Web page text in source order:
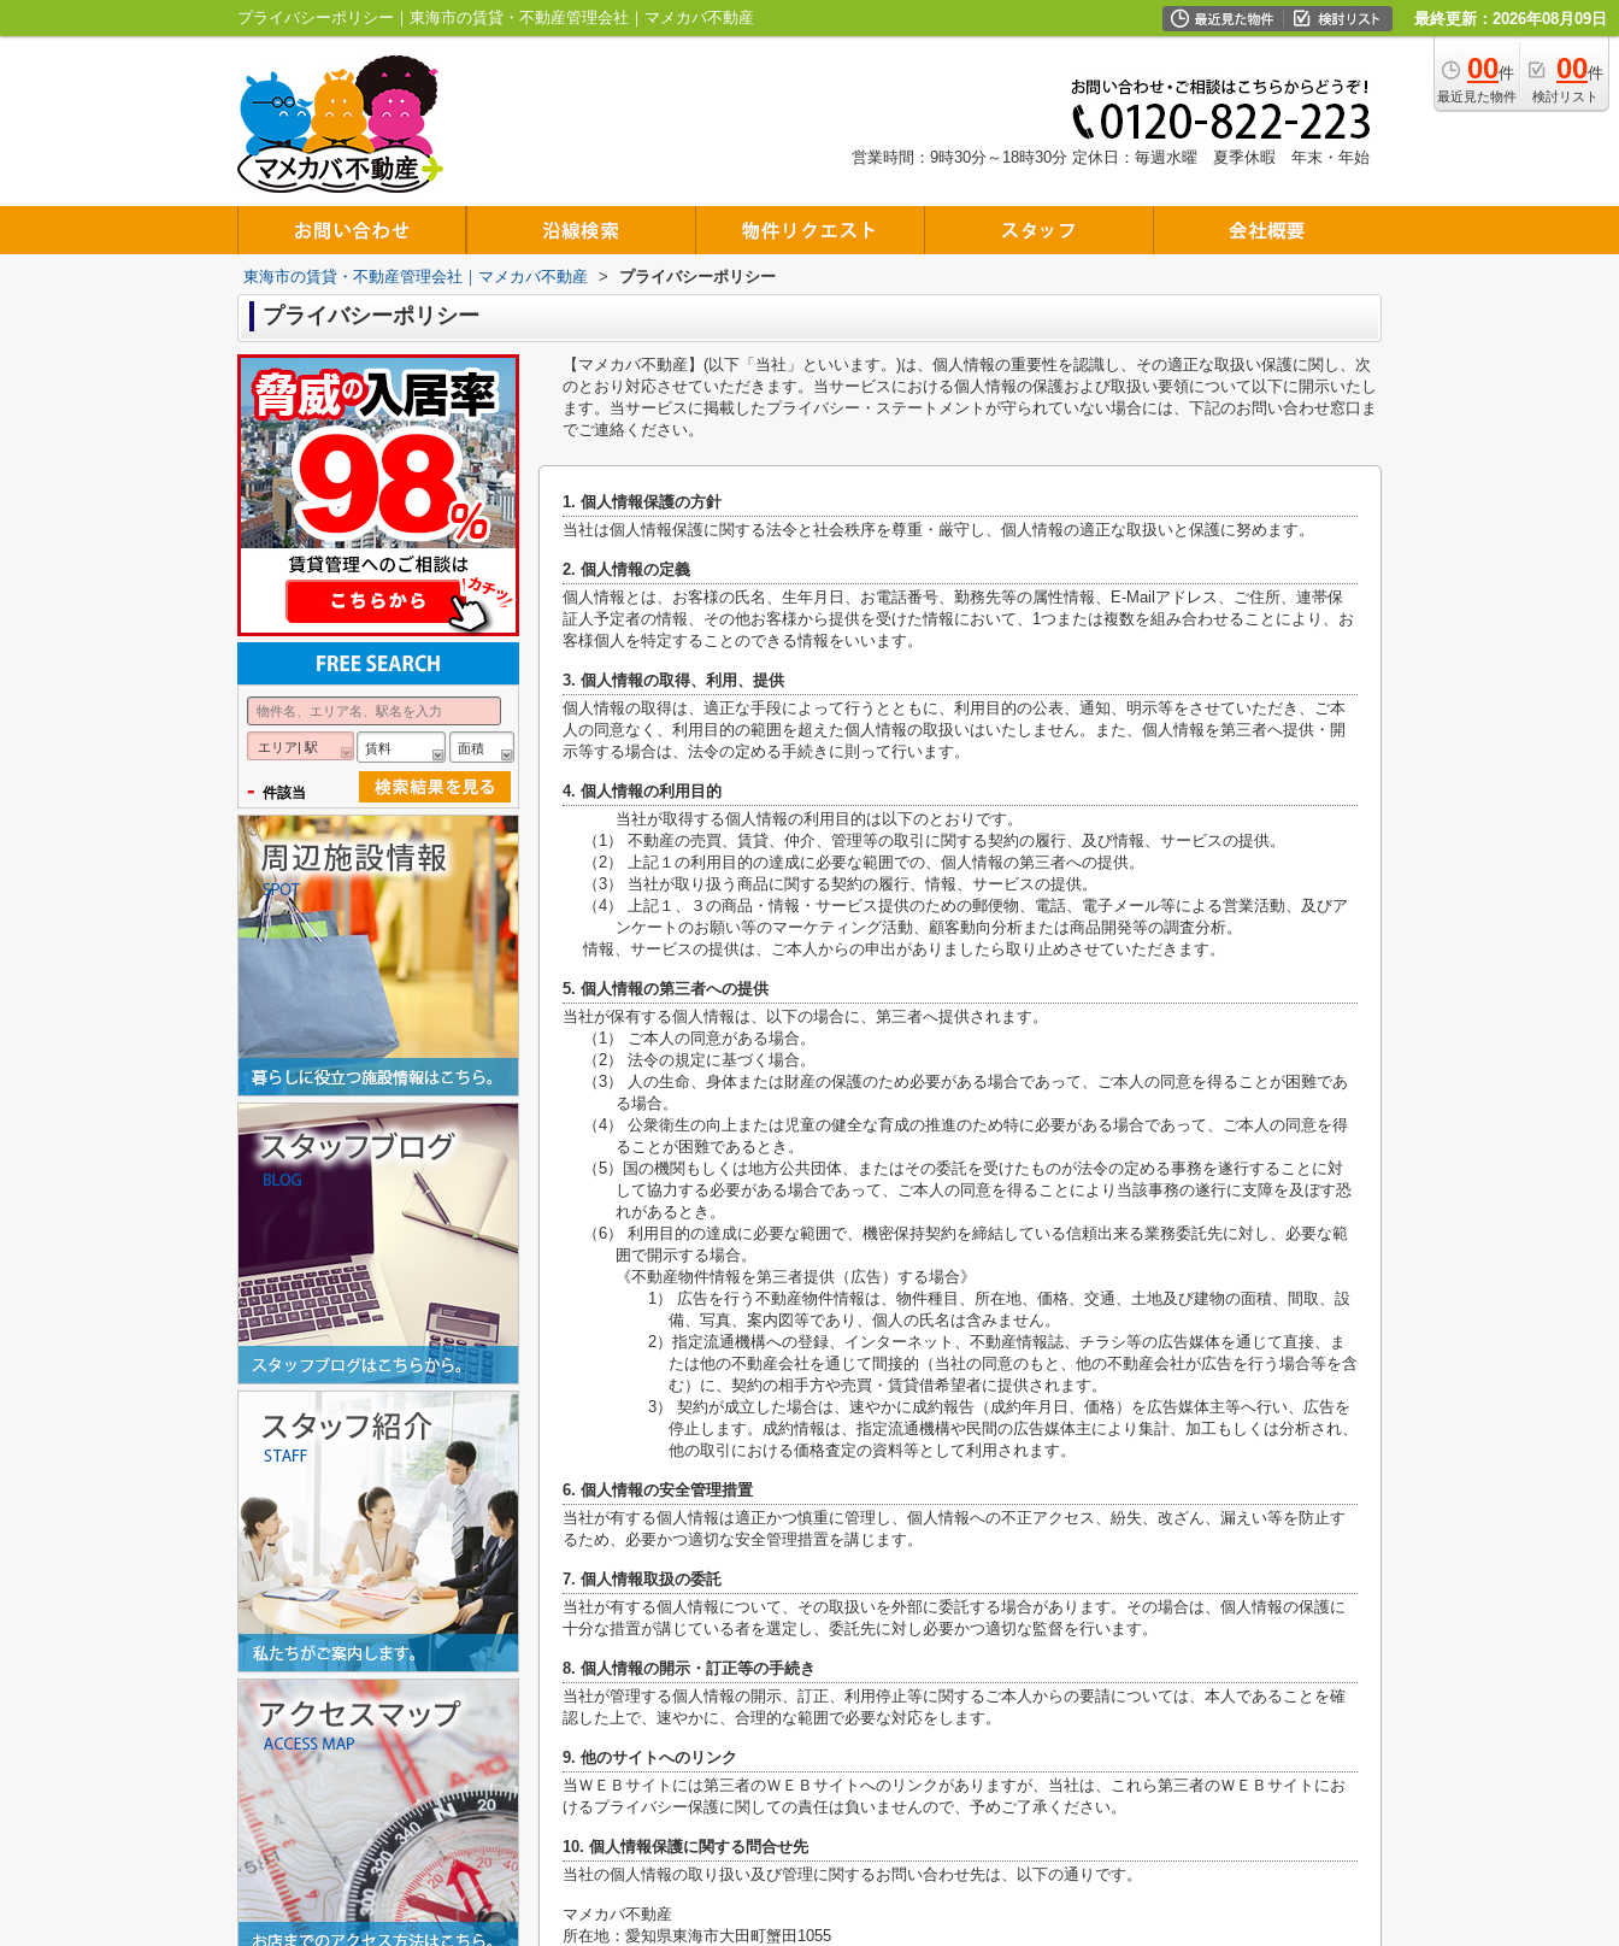
プライバシーポリシー｜東海市の賃貸・不動産管理会社｜マメカバ不動産 最終更新：2026年08月09日
00件
最近見た物件
00件
検討リスト
営業時間：9時30分～18時30分 定休日：毎週水曜 夏季休暇 年末・年始
東海市の賃貸・不動産管理会社｜マメカバ不動産 > プライバシーポリシー
プライバシーポリシー
【マメカバ不動産】(以下「当社」といいます。)は、個人情報の重要性を認識し、その適正な取扱い保護に関し、次
のとおり対応させていただきます。当サービスにおける個人情報の保護および取扱い要領について以下に開示いたし
ます。当サービスに掲載したプライバシー・ステートメントが守られていない場合には、下記のお問い合わせ窓口ま
でご連絡ください。
1. 個人情報保護の方針
当社は個人情報保護に関する法令と社会秩序を尊重・厳守し、個人情報の適正な取扱いと保護に努めます。
2. 個人情報の定義
個人情報とは、お客様の氏名、生年月日、お電話番号、勤務先等の属性情報、E-Mailアドレス、ご住所、連帯保
証人予定者の情報、その他お客様から提供を受けた情報において、1つまたは複数を組み合わせることにより、お
客様個人を特定することのできる情報をいいます。
3. 個人情報の取得、利用、提供
個人情報の取得は、適正な手段によって行うとともに、利用目的の公表、通知、明示等をさせていただき、ご本
人の同意なく、利用目的の範囲を超えた個人情報の取扱いはいたしません。また、個人情報を第三者へ提供・開
示等する場合は、法令の定める手続きに則って行います。
4. 個人情報の利用目的
当社が取得する個人情報の利用目的は以下のとおりです。
（1） 不動産の売買、賃貸、仲介、管理等の取引に関する契約の履行、及び情報、サービスの提供。
（2） 上記１の利用目的の達成に必要な範囲での、個人情報の第三者への提供。
（3） 当社が取り扱う商品に関する契約の履行、情報、サービスの提供。
（4） 上記１、３の商品・情報・サービス提供のための郵便物、電話、電子メール等による営業活動、及びア
ンケートのお願い等のマーケティング活動、顧客動向分析または商品開発等の調査分析。
情報、サービスの提供は、ご本人からの申出がありましたら取り止めさせていただきます。
5. 個人情報の第三者への提供
当社が保有する個人情報は、以下の場合に、第三者へ提供されます。
（1） ご本人の同意がある場合。
（2） 法令の規定に基づく場合。
（3） 人の生命、身体または財産の保護のため必要がある場合であって、ご本人の同意を得ることが困難であ
る場合。
（4） 公衆衛生の向上または児童の健全な育成の推進のため特に必要がある場合であって、ご本人の同意を得
ることが困難であるとき。
（5）国の機関もしくは地方公共団体、またはその委託を受けたものが法令の定める事務を遂行することに対
して協力する必要がある場合であって、ご本人の同意を得ることにより当該事務の遂行に支障を及ぼす恐
れがあるとき。
（6） 利用目的の達成に必要な範囲で、機密保持契約を締結している信頼出来る業務委託先に対し、必要な範
囲で開示する場合。
《不動産物件情報を第三者提供（広告）する場合》
1） 広告を行う不動産物件情報は、物件種目、所在地、価格、交通、土地及び建物の面積、間取、設
備、写真、案内図等であり、個人の氏名は含みません。
2）指定流通機構への登録、インターネット、不動産情報誌、チラシ等の広告媒体を通じて直接、ま
たは他の不動産会社を通じて間接的（当社の同意のもと、他の不動産会社が広告を行う場合等を含
む）に、契約の相手方や売買・賃貸借希望者に提供されます。
3） 契約が成立した場合は、速やかに成約報告（成約年月日、価格）を広告媒体主等へ行い、広告を
停止します。成約情報は、指定流通機構や民間の広告媒体主により集計、加工もしくは分析され、
他の取引における価格査定の資料等として利用されます。
6. 個人情報の安全管理措置
当社が有する個人情報は適正かつ慎重に管理し、個人情報への不正アクセス、紛失、改ざん、漏えい等を防止す
るため、必要かつ適切な安全管理措置を講じます。
7. 個人情報取扱の委託
当社が有する個人情報について、その取扱いを外部に委託する場合があります。その場合は、個人情報の保護に
十分な措置が講じている者を選定し、委託先に対し必要かつ適切な監督を行います。
8. 個人情報の開示・訂正等の手続き
当社が管理する個人情報の開示、訂正、利用停止等に関するご本人からの要請については、本人であることを確
認した上で、速やかに、合理的な範囲で必要な対応をします。
9. 他のサイトへのリンク
当ＷＥＢサイトには第三者のＷＥＢサイトへのリンクがありますが、当社は、これら第三者のＷＥＢサイトにお
けるプライバシー保護に関しての責任は負いませんので、予めご了承ください。
10. 個人情報保護に関する問合せ先
当社の個人情報の取り扱い及び管理に関するお問い合わせ先は、以下の通りです。
マメカバ不動産
所在地：愛知県東海市大田町蟹田1055
エリア| 駅 賃料 面積
- 件該当